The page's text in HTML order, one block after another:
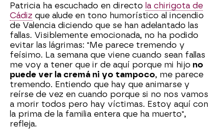
Patricia ha escuchado en directo la chirigota de
Cádiz que alude en tono humorístico al incendio
de Valencia diciendo que se han adelantado las
fallas. Visiblemente emocionada, no ha podido
evitar las lágrimas: "Me parece tremendo y
feísimo. La semana que viene cuando sean fallas
me voy a tener que ir de aquí porque mi hijo no
puede ver la cremá ni yo tampoco, me parece
tremendo. Entiendo que hay que animarse y
reírse de vez en cuando porque si no nos vamos
a morir todos pero hay víctimas. Estoy aquí con
la prima de la familia entera que ha muerto",
refleja.